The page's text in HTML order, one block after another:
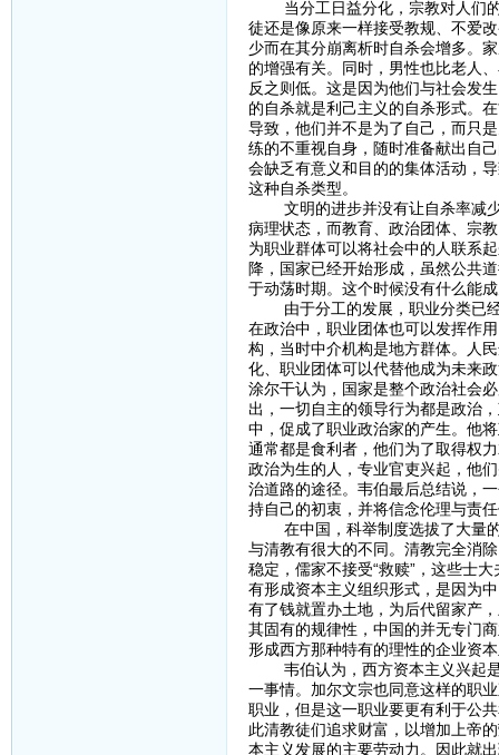
当分工日益分化，宗教对人们的
徒还是像原来一样接受教规、不爱
少而在其分崩离析时自杀会增多。
的增强有关。同时，男性也比老人
反之则低。这是因为他们与社会发
的自杀就是利己主义的自杀形式。
导致，他们并不是为了自己，而只
练的不重视自身，随时准备献出自
会缺乏有意义和目的的集体活动，
这种自杀类型。
文明的进步并没有让自杀率减少
病理状态，而教育、政治团体、宗
为职业群体可以将社会中的人联系
降，国家已经开始形成，虽然公共
于动荡时期。这个时候没有什么能
由于分工的发展，职业分类已经
在政治中，职业团体也可以发挥作
构，当时中介机构是地方群体。人
化、职业团体可以代替他成为未来
涂尔干认为，国家是整个政治社会
出，一切自主的领导行为都是政治
中，促成了职业政治家的产生。他
通常都是食利者，他们为了取得权
政治为生的人，专业官吏兴起，他
治道路的途径。韦伯最后总结说，
持自己的初衷，并将信念伦理与责
在中国，科举制度选拔了大量的
与清教有很大的不同。清教完全消
稳定，儒家不接受“救赎”，这些士
有形成资本主义组织形式，是因为
有了钱就置办土地，为后代留家产
其固有的规律性，中国的并无专门
形成西方那种特有的理性的企业资
韦伯认为，西方资本主义兴起是
一事情。加尔文宗也同意这样的职
职业，但是这一职业要更有利于公
此清教徒们追求财富，以增加上帝
本主义发展的主要劳动力。因此就